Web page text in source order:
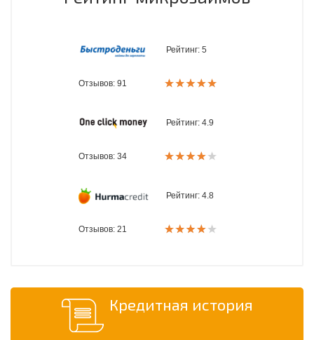
Рейтинг: 5
Отзывов: 91
Рейтинг: 4.9
Отзывов: 34
Рейтинг: 4.8
Отзывов: 21
Кредитная история